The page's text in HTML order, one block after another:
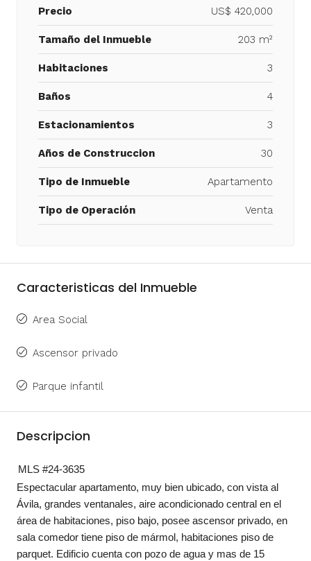
Precio US$ 420,000
Tamaño del Inmueble 203 m²
Habitaciones 3
Baños 4
Estacionamientos 3
Años de Construccion 30
Tipo de Inmueble Apartamento
Tipo de Operación Venta
Caracteristicas del Inmueble
Area Social
Ascensor privado
Parque infantil
Descripcion
MLS #24-3635
Espectacular apartamento, muy bien ubicado, con vista al
Ávila, grandes ventanales, aire acondicionado central en el
área de habitaciones, piso bajo, posee ascensor privado, en
sala comedor tiene piso de mármol, habitaciones piso de
parquet. Edificio cuenta con pozo de agua y mas de 15